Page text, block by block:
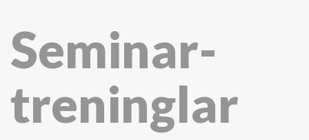
Seminar-
treninglar